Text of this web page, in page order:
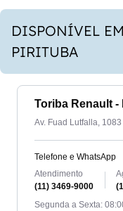
DISPONÍVEL
PIRITUBA
Toriba Renault -
Av. Fuad Lutfalla,
Telefone e WhatsApp
Atendimento
(11) 3469-9000
Segunda a Sexta: